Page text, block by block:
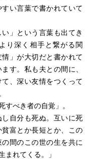
い言葉で書かれていて
」という言葉も出てき
り深く相手と繋がる関
」が大切だと書かれて
す。私も夫との間に、
、深い友情をつくって
すべき者の自覚」。
し自分も死ぬ。互いに死
富とか長短とか、この
間のこの世の生を共に
まれてくる。」